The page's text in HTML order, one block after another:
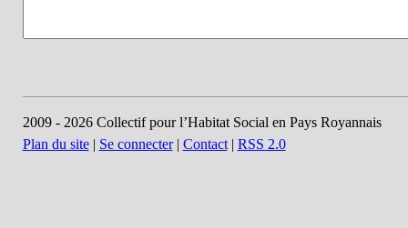
2009 - 2026 Collectif pour l’Habitat Social en Pays Royannais
Plan du site| Se connecter| Contact| RSS 2.0